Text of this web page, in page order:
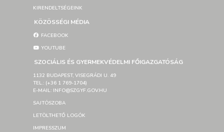
KIRENDELTSÉGEINK
KÖZÖSSÉGI MÉDIA
FACEBOOK
YOUTUBE
SZOCIÁLIS ÉS GYERMEKVÉDELMI FŐIGAZGATÓSÁG
1132 BUDAPEST, VISEGRÁDI U. 49
TEL.: (+36 1 769-1704)
E-MAIL: INFO@SZGYF.GOV.HU
SAJTÓSZOBA
LETÖLTHETŐ LOGÓK
IMPRESSZUM